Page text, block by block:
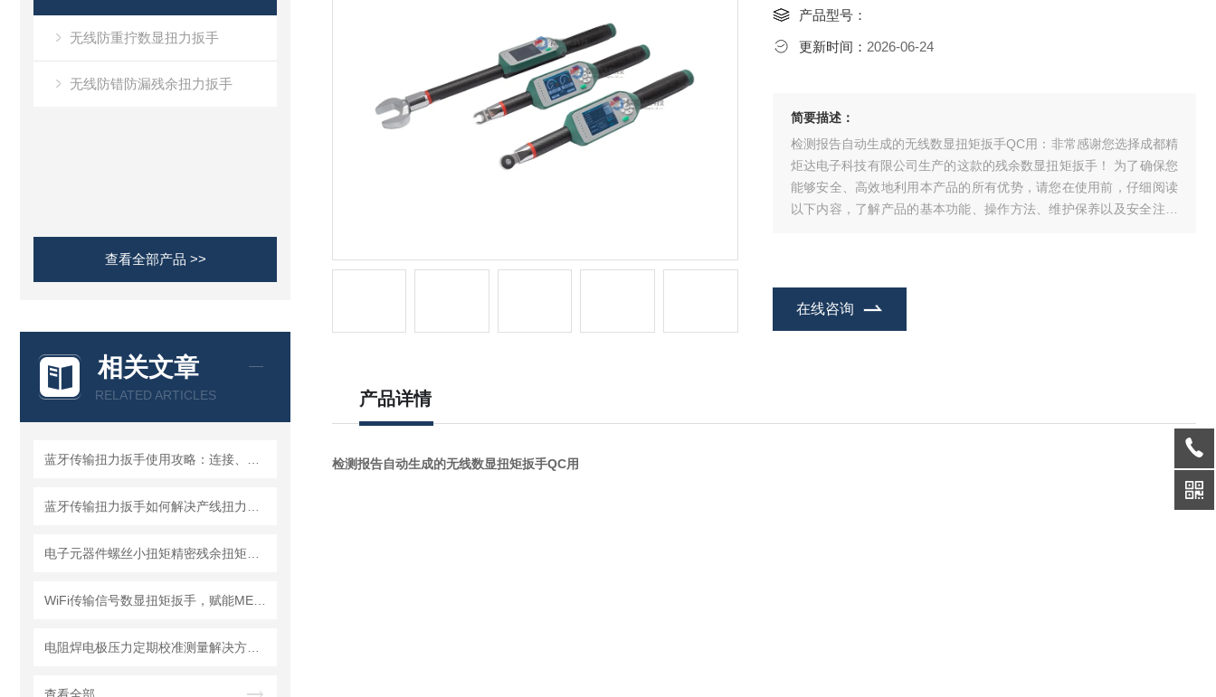
无线防重拧数显扭力扳手
无线防错防漏残余扭力扳手
查看全部产品 >>
相关文章
RELATED ARTICLES
产品型号：
更新时间： 2026-06-24
简要描述：
检测报告自动生成的无线数显扭矩扳手QC用：非常感谢您选择成都精
炬达电子科技有限公司生产的这款的残余数显扭矩扳手！ 为了确保您
能够安全、高效地利用本产品的所有优势，请您在使用前，仔细阅读
以下内容，了解产品的基本功能、操作方法、维护保养以及安全注意
在线咨询
产品详情
检测报告自动生成的无线数显扭矩扳手QC用